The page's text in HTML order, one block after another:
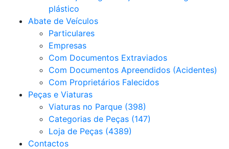
plástico
Abate de Veículos
Particulares
Empresas
Com Documentos Extraviados
Com Documentos Apreendidos (Acidentes)
Com Proprietários Falecidos
Peças e Viaturas
Viaturas no Parque (398)
Categorias de Peças (147)
Loja de Peças (4389)
Contactos